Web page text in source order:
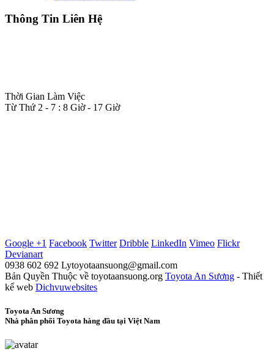
Thông Tin Liên Hệ
Thời Gian Làm Việc
Từ Thứ 2 - 7 : 8 Giờ - 17 Giờ
Google +1 Facebook Twitter Dribble LinkedIn Vimeo Flickr
Devianart
0938 602 692 Lytoyotaansuong@gmail.com
Bản Quyền Thuộc về toyotaansuong.org Toyota An Sương - Thiết
kế web Dichvuwebsites
Toyota An Sương
Nhà phân phối Toyota hàng đầu tại Việt Nam